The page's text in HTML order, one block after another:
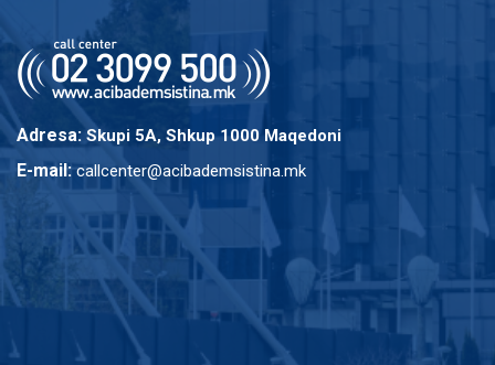
Adresa: Skupi 5A, Shkup 1000 Maqedoni
E-mail: callcenter@acibademsistina.mk